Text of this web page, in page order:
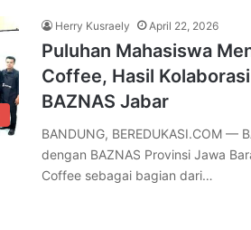
Herry Kusraely April 22, 2026
Puluhan Mahasiswa
Coffee, Hasil
BAZNAS Jabar
BANDUNG, BEREDUKASI.COM —
dengan BAZNAS Provinsi Jawa
Coffee sebagai bagian dari…